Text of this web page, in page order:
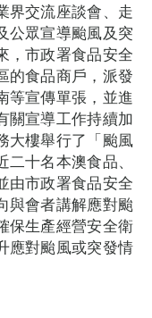
界交流座談會、走
公眾宣導颱風及突
，市政署食品安全
的食品商戶，派發
等宣傳單張，並進
關宣導工作持續加
大樓舉行了「颱風
十名本澳食品、
由市政署食品安全
與會者講解應對颱
保生產經營安全衛
應對颱風或突發情